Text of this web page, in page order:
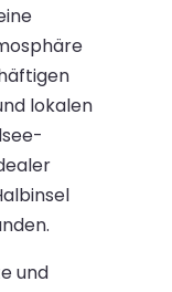
lokalen
und